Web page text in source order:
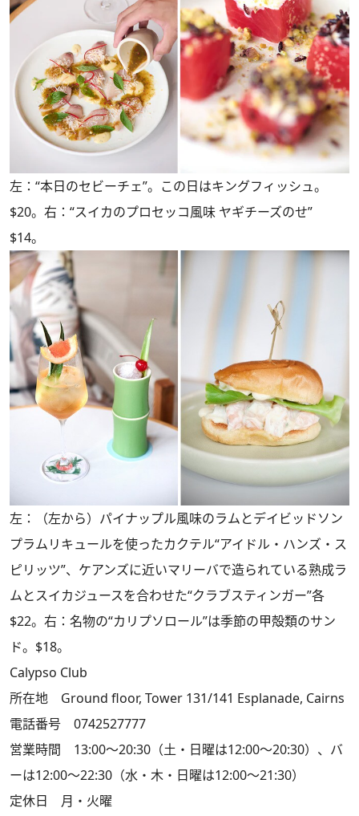
左：“本日のセビーチェ”。この日はキングフィッシュ。
$20。右：“スイカのプロセッコ風味 ヤギチーズのせ”
$14。
左：（左から）パイナップル風味のラムとデイビッドソン
プラムリキュールを使ったカクテル“アイドル・ハンズ・ス
ピリッツ”、ケアンズに近いマリーバで造られている熟成ラ
ムとスイカジュースを合わせた“クラブスティンガー”各
$22。右：名物の“カリプソロール”は季節の甲殻類のサン
ド。$18。
Calypso Club
所在地 Ground floor, Tower 131/141 Esplanade, Cairns
電話番号 0742527777
営業時間 13:00～20:30（土・日曜は12:00～20:30）、バ
ーは12:00～22:30（水・木・日曜は12:00～21:30）
定休日 月・火曜